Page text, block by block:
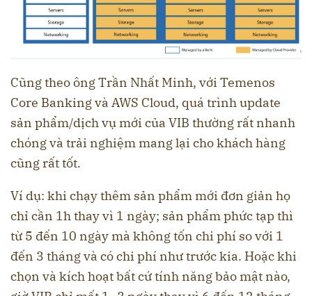
Cũng theo ông Trần Nhất Minh, với Temenos
Core Banking và AWS Cloud, quá trình update
sản phẩm/dịch vụ mới của VIB thường rất nhanh
chóng và trải nghiệm mang lại cho khách hàng
cũng rất tốt.
Ví dụ: khi chạy thêm sản phẩm mới đơn giản họ
chỉ cần 1h thay vì 1 ngày; sản phẩm phức tạp thì
từ 5 đến 10 ngày mà không tốn chi phí so với 1
đến 3 tháng và có chi phí như trước kia. Hoặc khi
chọn và kích hoạt bất cứ tính năng bảo mật nào,